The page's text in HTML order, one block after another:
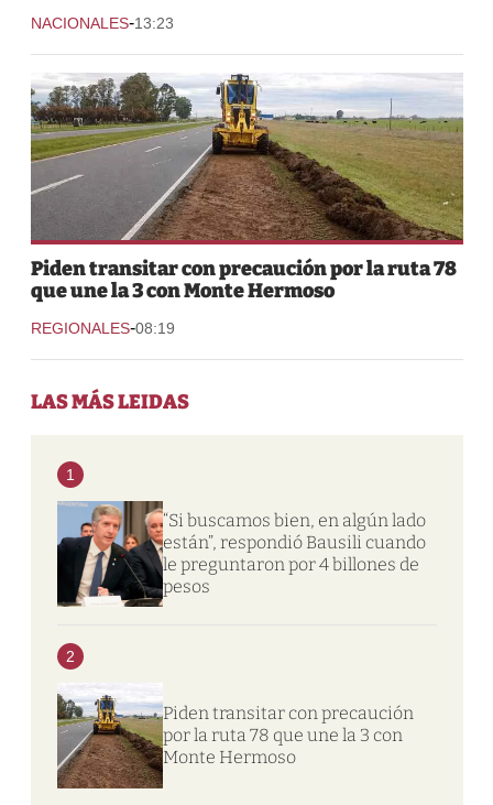
NACIONALES-13:23
Piden transitar con precaución por la ruta 78
que une la 3 con Monte Hermoso
REGIONALES-08:19
LAS MÁS LEIDAS
1
“Si buscamos bien, en algún lado
están”, respondió Bausili cuando
le preguntaron por 4 billones de
pesos
2
Piden transitar con precaución
por la ruta 78 que une la 3 con
Monte Hermoso